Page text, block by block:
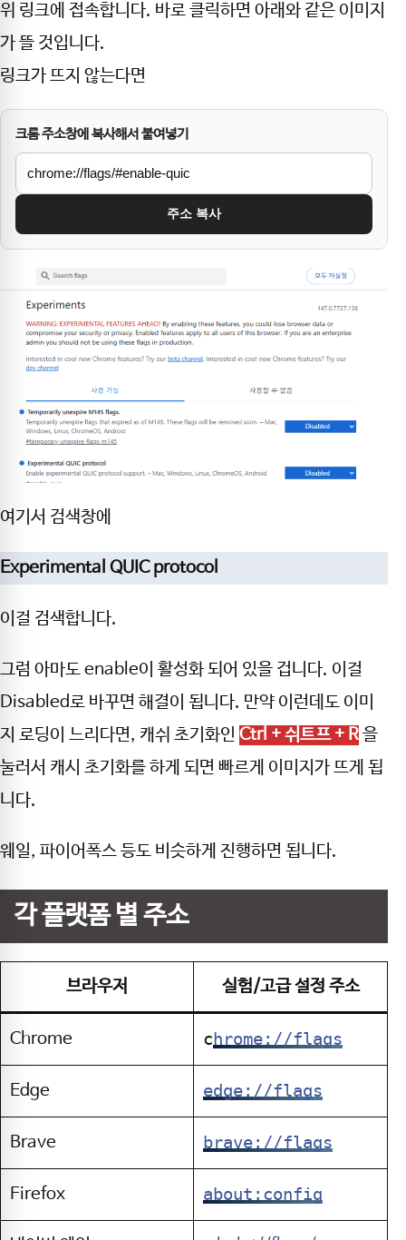
위 링크에 접속합니다. 바로 클릭하면 아래와 같은 이미지
가 뜰 것입니다.
링크가 뜨지 않는다면
크롬 주소창에 복사해서 붙여넣기
주소 복사
여기서 검색창에
Experimental QUIC protocol
이걸 검색합니다.
그럼 아마도 enable이 활성화 되어 있을 겁니다. 이걸
Disabled로 바꾸면 해결이 됩니다. 만약 이런데도 이미
지 로딩이 느리다면, 캐쉬 초기화인 Ctrl + 쉬트프 + R을
눌러서 캐시 초기화를 하게 되면 빠르게 이미지가 뜨게 됩
니다.
웨일, 파이어폭스 등도 비슷하게 진행하면 됩니다.
각 플랫폼 별 주소
브라우저 실험/고급 설정 주소
Chrome chrome://flags
Edge edge://flags
Brave brave://flags
Firefox about:config